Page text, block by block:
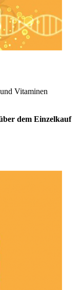
Vitaminen
dem Einzelkauf